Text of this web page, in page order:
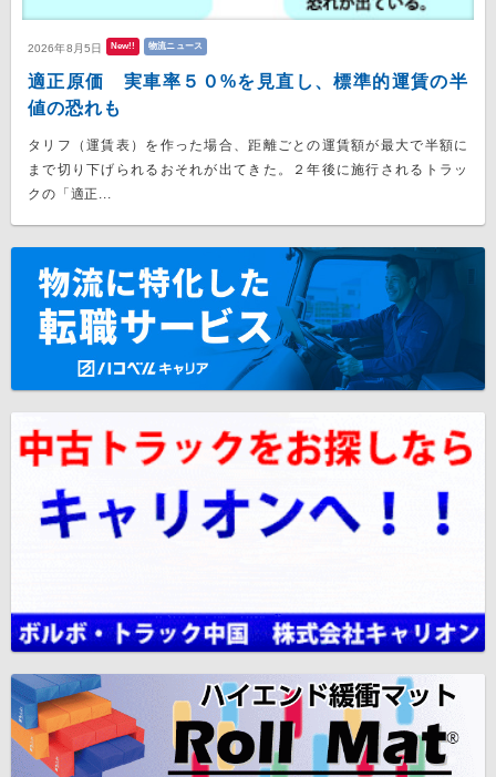
2026年8月5日 New!! 物流ニュース
適正原価 実車率５０%を見直し、標準的運賃の半
値の恐れも
タリフ（運賃表）を作った場合、距離ごとの運賃額が最大で半額に
まで切り下げられるおそれが出てきた。２年後に施行されるトラッ
クの「適正...